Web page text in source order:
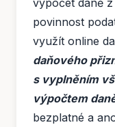
výpočet daně
povinnost
využít online
daňového
s vyplněním
výpočtem
bezplatné a